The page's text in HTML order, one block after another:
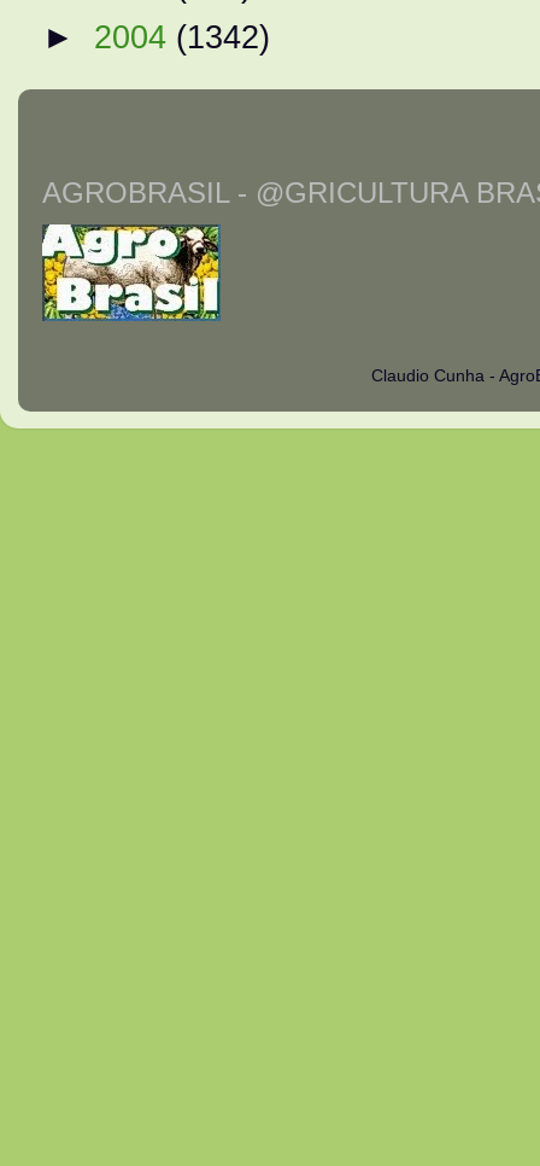
► 2004 (1342)
AGROBRASIL - @GRICULTURA
Claudio Cunha -